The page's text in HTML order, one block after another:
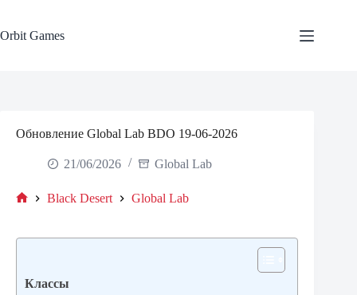
content
Orbit Games
Обновление Global Lab BDO 19-06-2026
21/06/2026 Global Lab
Black Desert Global Lab
Классы